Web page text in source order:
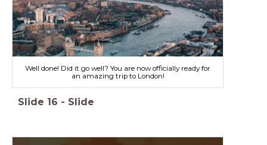
Well done! Did it go well? You are now officially ready for
an amazing trip to London!
Slide 16 - Slide